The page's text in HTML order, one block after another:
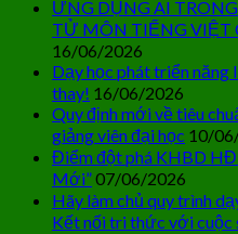
ỨNG DỤNG AI
TỬ MÔN TIẾNG VIỆT
16/06/2026
Dạy học phát triển
thay! 16/06/2026
Quy định mới về tiêu
giảng viên đại học 10/
Điểm đột phá KHBD
Mới”07/06/2026
Hãy làm chủ quy trình
Kết nối tri thức với cuộc